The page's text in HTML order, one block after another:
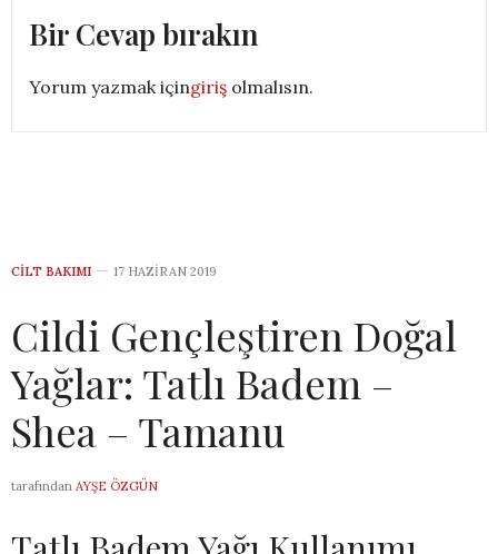
Bir Cevap bırakın
Yorum yazmak içingiriş olmalısın.
CILT BAKIMI 17 HAZIRAN 2019
Cildi Gençleştiren Doğal
Yağlar: Tatlı Badem –
Shea – Tamanu
tarafından AYŞE ÖZGÜN